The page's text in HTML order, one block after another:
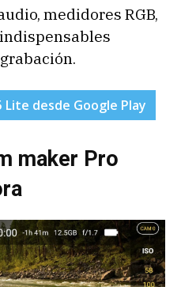
medidores RGB,
Lite desde Google Play
maker Pro